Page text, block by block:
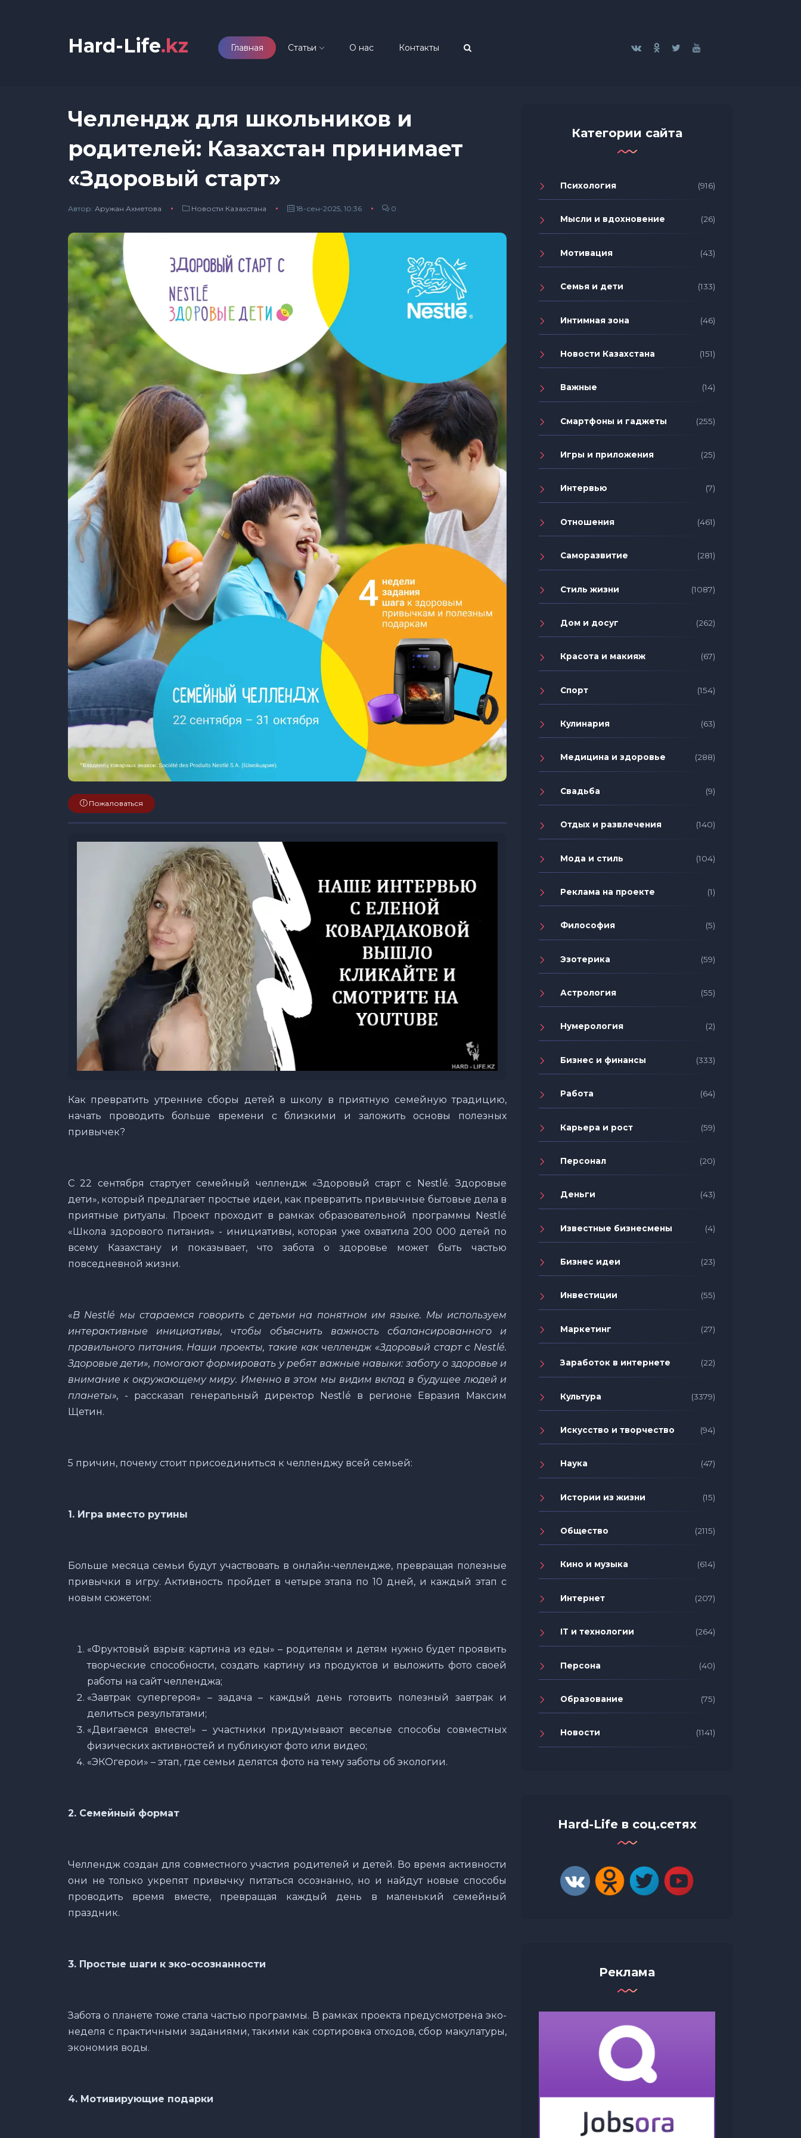
Hard-Life.kz Главная Статьи О нас Контакты
Челлендж для школьников и
родителей: Казахстан принимает
«Здоровый старт»
Автор: Аружан Ахметова Новости Казахстана 18-сен-2025, 10:36 0
Пожаловаться
Как превратить утренние сборы детей в школу в приятную семейную традицию,
начать проводить больше времени с близкими и заложить основы полезных
привычек?
С 22 сентября стартует семейный челлендж «Здоровый старт с Nestlé. Здоровые
дети», который предлагает простые идеи, как превратить привычные бытовые дела в
приятные ритуалы. Проект проходит в рамках образовательной программы Nestlé
«Школа здорового питания» - инициативы, которая уже охватила 200 000 детей по
всему Казахстану и показывает, что забота о здоровье может быть частью
повседневной жизни.
«В Nestlé мы стараемся говорить с детьми на понятном им языке. Мы используем
интерактивные инициативы, чтобы объяснить важность сбалансированного и
правильного питания. Наши проекты, такие как челлендж «Здоровый старт с Nestlé.
Здоровые дети», помогают формировать у ребят важные навыки: заботу о здоровье и
внимание к окружающему миру. Именно в этом мы видим вклад в будущее людей и
планеты», - рассказал генеральный директор Nestlé в регионе Евразия Максим
Щетин.
5 причин, почему стоит присоединиться к челленджу всей семьей:
1. Игра вместо рутины
Больше месяца семьи будут участвовать в онлайн-челлендже, превращая полезные
привычки в игру. Активность пройдет в четыре этапа по 10 дней, и каждый этап с
новым сюжетом:
«Фруктовый взрыв: картина из еды» – родителям и детям нужно будет проявить
творческие способности, создать картину из продуктов и выложить фото своей
работы на сайт челленджа;
«Завтрак супергероя» – задача – каждый день готовить полезный завтрак и
делиться результатами;
«Двигаемся вместе!» – участники придумывают веселые способы совместных
физических активностей и публикуют фото или видео;
«ЭКОгерои» – этап, где семьи делятся фото на тему заботы об экологии.
2. Семейный формат
Челлендж создан для совместного участия родителей и детей. Во время активности
они не только укрепят привычку питаться осознанно, но и найдут новые способы
проводить время вместе, превращая каждый день в маленький семейный
праздник.
3. Простые шаги к эко-осознанности
Забота о планете тоже стала частью программы. В рамках проекта предусмотрена эко-
неделя с практичными заданиями, такими как сортировка отходов, сбор макулатуры,
экономия воды.
4. Мотивирующие подарки
Категории сайта
Психология (916)
Мысли и вдохновение (26)
Мотивация (43)
Семья и дети (133)
Интимная зона (46)
Новости Казахстана (151)
Важные (14)
Смартфоны и гаджеты (255)
Игры и приложения (25)
Интервью (7)
Отношения (461)
Саморазвитие (281)
Стиль жизни (1087)
Дом и досуг (262)
Красота и макияж (67)
Спорт (154)
Кулинария (63)
Медицина и здоровье (288)
Свадьба (9)
Отдых и развлечения (140)
Мода и стиль (104)
Реклама на проекте (1)
Философия (5)
Эзотерика (59)
Астрология (55)
Нумерология (2)
Бизнес и финансы (333)
Работа (64)
Карьера и рост (59)
Персонал (20)
Деньги (43)
Известные бизнесмены (4)
Бизнес идеи (23)
Инвестиции (55)
Маркетинг (27)
Заработок в интернете (22)
Культура (3379)
Искусство и творчество (94)
Наука (47)
Истории из жизни (15)
Общество (2115)
Кино и музыка (614)
Интернет (207)
IT и технологии (264)
Персона (40)
Образование (75)
Новости (1141)
Hard-Life в соц.сетях
Реклама